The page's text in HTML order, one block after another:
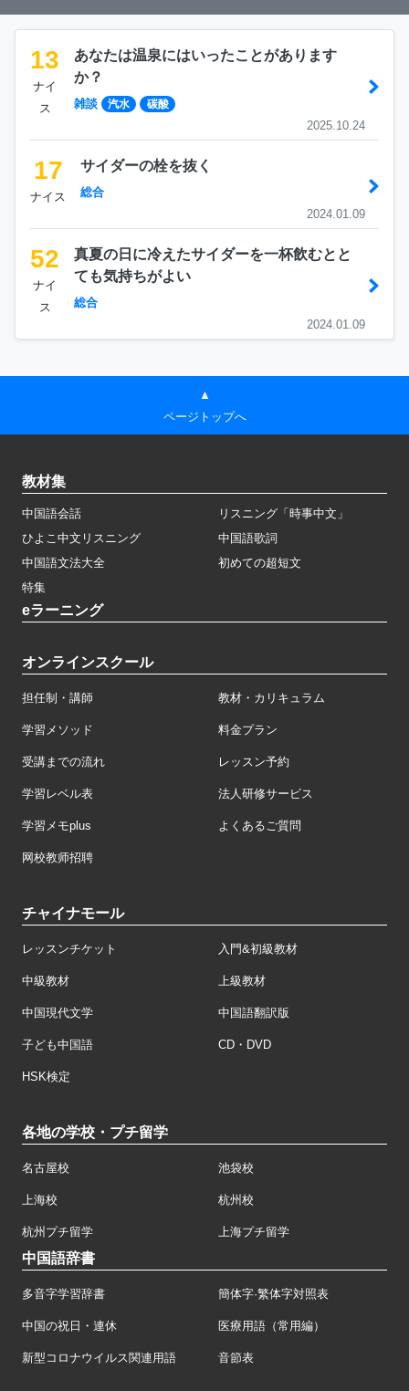
13
ナイ
ス
あなたは温泉にはいったことがあります
か？
雑談 汽水 碳酸
2025.10.24
17
ナイス
サイダーの栓を抜く
総合
2024.01.09
52
ナイ
ス
真夏の日に冷えたサイダーを一杯飲むとと
ても気持ちがよい
総合
2024.01.09
▲
ページトップへ
教材集
中国語会話
リスニング「時事中文」
ひよこ中文リスニング
中国語歌詞
中国語文法大全
初めての超短文
特集
eラーニング
オンラインスクール
担任制・講師 教材・カリキュラム
学習メソッド 料金プラン
受講までの流れ レッスン予約
学習レベル表 法人研修サービス
学習メモplus よくあるご質問
网校教师招聘
チャイナモール
レッスンチケット 入門&初級教材
中級教材 上級教材
中国現代文学 中国語翻訳版
子ども中国語 CD・DVD
HSK検定
各地の学校・プチ留学
名古屋校 池袋校
上海校 杭州校
杭州プチ留学 上海プチ留学
中国語辞書
多音字学習辞書 簡体字·繁体字対照表
中国の祝日・連休 医療用語（常用編）
新型コロナウイルス関連用語 音節表